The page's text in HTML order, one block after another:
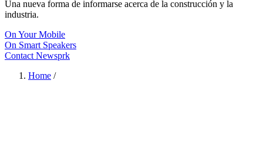
Una nueva forma de informarse acerca de la construcción y la
industria.
On Your Mobile
On Smart Speakers
Contact Newsprk
Home /